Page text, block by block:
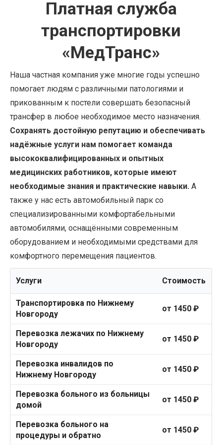
Платная служба
транспортировки
«МедТранс»
Наша частная компания уже многие годы успешно
помогает людям с различными патологиями и
прикованным к постели совершать безопасный
трансфер в любое необходимое место назначения.
Сохранять достойную репутацию и обеспечивать
надёжные услуги нам помогает команда
высококвалифицированных и опытных
медицинских работников, которые имеют
необходимые знания и практические навыки. А
также у нас есть автомобильный парк со
специализированными комфортабельными
автомобилями, оснащёнными современным
оборудованием и необходимыми средствами для
комфортного перемещения пациентов.
Услуги Стоимость
Транспортировка по Нижнему
Новгороду
от 1450 ₽
Перевозка лежачих по Нижнему
Новгороду
от 1450 ₽
Перевозка инвалидов по
Нижнему Новгороду
от 1450 ₽
Перевозка больного из больницы
домой
от 1450 ₽
Перевозка больного на
процедуры и обратно
от 1450 ₽